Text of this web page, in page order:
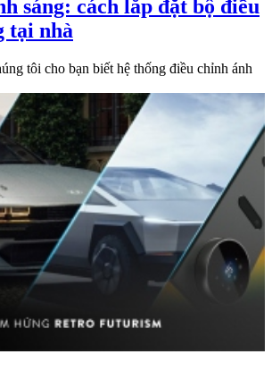
sáng: cách lắp đặt bộ điều
tại nhà
tôi cho bạn biết hệ thống điều chỉnh ánh